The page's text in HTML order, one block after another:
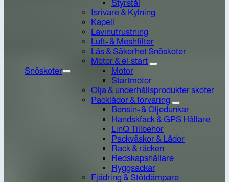
Snöskoter
Styrstål
Isrivare & Kylning
Kapell
Lavinutrustning
Luft- & Meshfilter
Lås & Säkerhet Snöskoter
Motor & el-start
Motor
Startmotor
Olja & underhållsprodukter skoter
Packlådor & förvaring
Bensin- & Oljedunkar
Handskfack & GPS Hållare
LinQ Tillbehör
Packväskor & Lådor
Rack & räcken
Redskapshållare
Ryggsäckar
Fjädring & Stötdämpare